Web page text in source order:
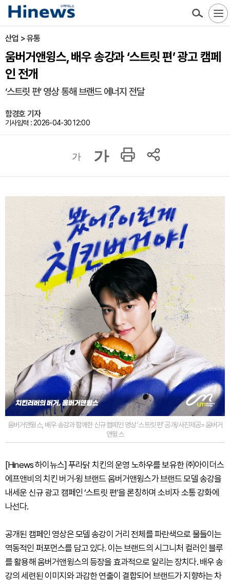
산업 > 유통
움버거앤윙스, 배우 송강과 ‘스트릿 편’ 광고 캠페
인 전개
‘스트릿 편’ 영상 통해 브랜드 에너지 전달
함경호 기자
기사입력 : 2026-04-30 12:00
가 가
움버거앤윙스, 배우 송강과 함께한 신규 캠페인 영상 ‘스트릿 편’ 공개/사진제공=움버거
앤윙스
[Hinews 하이뉴스] 푸라닭 치킨의 운영 노하우를 보유한 ㈜아이더스
에프앤비의 치킨 버거·윙 브랜드 움버거앤윙스가 브랜드 모델 송강을
내세운 신규 광고 캠페인 ‘스트릿 편’을 론칭하며 소비자 소통 강화에
나선다.
공개된 캠페인 영상은 모델 송강이 거리 전체를 파란색으로 물들이는
역동적인 퍼포먼스를 담고 있다. 이는 브랜드의 시그니처 컬러인 블루
를 활용해 움버거앤윙스의 등장을 효과적으로 알리는 장치다. 배우 송
강의 세련된 이미지와 과감한 연출이 결합되어 브랜드가 지향하는 차